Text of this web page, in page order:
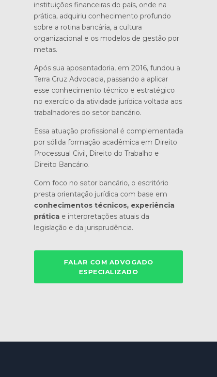
instituições financeiras do país, onde na
prática, adquiriu conhecimento profundo
sobre a rotina bancária, a cultura
organizacional e os modelos de gestão por
metas.
Após sua aposentadoria, em 2016, fundou a
Terra Cruz Advocacia, passando a aplicar
esse conhecimento técnico e estratégico
no exercício da atividade jurídica voltada aos
trabalhadores do setor bancário.
Essa atuação profissional é complementada
por sólida formação acadêmica em Direito
Processual Civil, Direito do Trabalho e
Direito Bancário.
Com foco no setor bancário, o escritório
presta orientação jurídica com base em
conhecimentos técnicos, experiência
prática e interpretações atuais da
legislação e da jurisprudência.
FALAR COM ADVOGADO
ESPECIALIZADO